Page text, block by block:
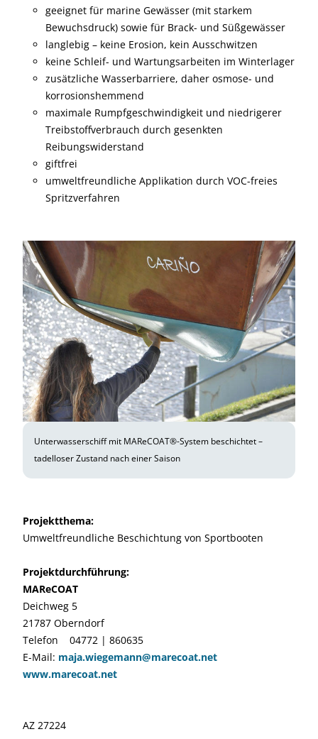
geeignet für marine Gewässer (mit starkem
Bewuchsdruck) sowie für Brack- und Süßgewässer
langlebig – keine Erosion, kein Ausschwitzen
keine Schleif- und Wartungsarbeiten im Winterlager
zusätzliche Wasserbarriere, daher osmose- und
korrosionshemmend
maximale Rumpfgeschwindigkeit und niedrigerer
Treibstoffverbrauch durch gesenkten
Reibungswiderstand
giftfrei
umweltfreundliche Applikation durch VOC-freies
Spritzverfahren
Unterwasserschiff mit MAReCOAT®-System beschichtet –
tadelloser Zustand nach einer Saison
Projektthema:
Umweltfreundliche Beschichtung von Sportbooten
Projektdurchführung:
MAReCOAT
Deichweg 5
21787 Oberndorf
Telefon 04772 | 860635
E-Mail: maja.wiegemann@marecoat.net
www.marecoat.net
AZ 27224